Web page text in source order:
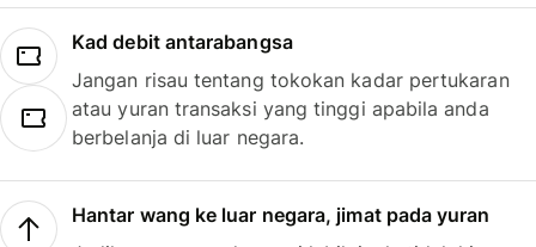
Kad debit antarabangsa
Jangan risau tentang tokokan kadar pertukaran
atau yuran transaksi yang tinggi apabila anda
berbelanja di luar negara.
Hantar wang ke luar negara, jimat pada yuran